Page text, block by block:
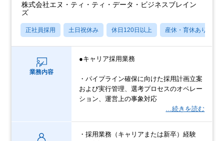
株式会社エヌ・ティ・ティ・データ・ビジネスブレイン
ズ
正社員採用 土日祝休み 休日120日以上 産休・育休あり
業務内容
●キャリア採用業務
・パイプライン確保に向けた採用計画立案
および実行管理、選考プロセスのオペレー
ション、運営上の事象対応
…続きを読む
・採用業務（キャリアまたは新卒）経験